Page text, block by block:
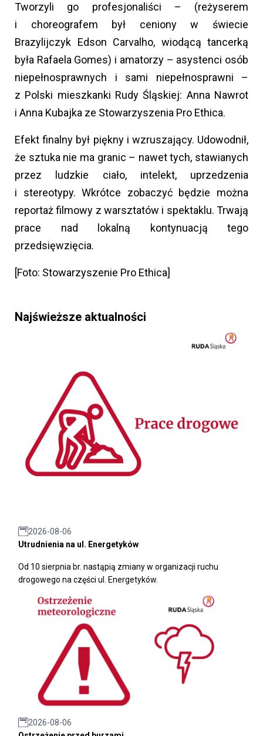
Tworzyli go profesjonaliści – (reżyserem
i choreografem był ceniony w świecie
Brazylijczyk Edson Carvalho, wiodącą tancerką
była Rafaela Gomes) i amatorzy – asystenci osób
niepełnosprawnych i sami niepełnosprawni –
z Polski mieszkanki Rudy Śląskiej: Anna Nawrot
i Anna Kubajka ze Stowarzyszenia Pro Ethica.
Efekt finalny był piękny i wzruszający. Udowodnił,
że sztuka nie ma granic – nawet tych, stawianych
przez ludzkie ciało, intelekt, uprzedzenia
i stereotypy. Wkrótce zobaczyć będzie można
reportaż filmowy z warsztatów i spektaklu. Trwają
prace nad lokalną kontynuacją tego
przedsięwzięcia.
[Foto: Stowarzyszenie Pro Ethica]
Najświeższe aktualności
2026-08-06
Utrudnienia na ul. Energetyków
Od 10 sierpnia br. nastąpią zmiany w organizacji ruchu
drogowego na części ul. Energetyków.
2026-08-06